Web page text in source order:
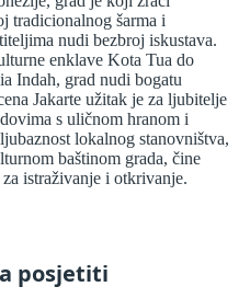
tradicionalnog šarma i
nudi bezbroj iskustava.
enklave Kota Tua do
Indah, grad nudi bogatu
Jakarte užitak je za ljubitelje
s uličnom hranom i
lokalnog stanovništva,
baštinom grada, čine
istraživanje i otkrivanje.
posjetiti